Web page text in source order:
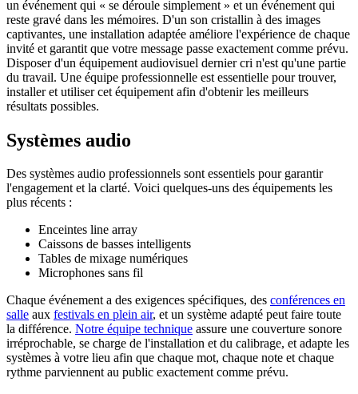
un événement qui « se déroule simplement » et un événement qui
reste gravé dans les mémoires. D'un son cristallin à des images
captivantes, une installation adaptée améliore l'expérience de chaque
invité et garantit que votre message passe exactement comme prévu.
Disposer d'un équipement audiovisuel dernier cri n'est qu'une partie
du travail. Une équipe professionnelle est essentielle pour trouver,
installer et utiliser cet équipement afin d'obtenir les meilleurs
résultats possibles.
Systèmes audio
Des systèmes audio professionnels sont essentiels pour garantir
l'engagement et la clarté. Voici quelques-uns des équipements les
plus récents :
Enceintes line array
Caissons de basses intelligents
Tables de mixage numériques
Microphones sans fil
Chaque événement a des exigences spécifiques, des conférences en
salle aux festivals en plein air, et un système adapté peut faire toute
la différence. Notre équipe technique assure une couverture sonore
irréprochable, se charge de l'installation et du calibrage, et adapte les
systèmes à votre lieu afin que chaque mot, chaque note et chaque
rythme parviennent au public exactement comme prévu.